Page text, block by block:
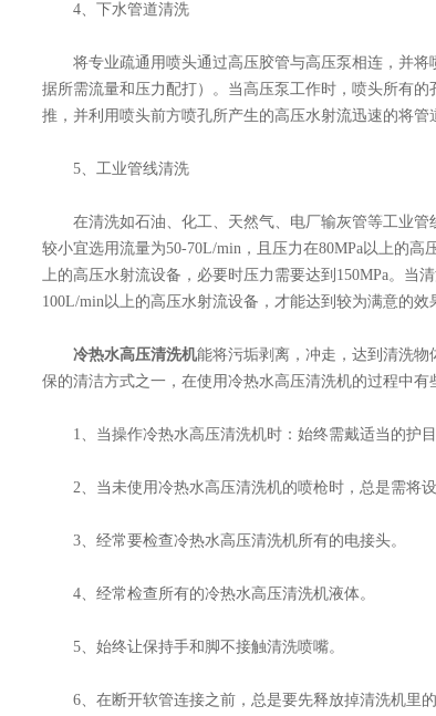
4、下水管道清洗
将专业疏通用喷头通过高压胶管与高压泵相连，并将
据所需流量和压力配打）。当高压泵工作时，喷头所有
推，并利用喷头前方喷孔所产生的高压水射流迅速的将管
5、工业管线清洗
在清洗如石油、化工、天然气、电厂输灰管等工业管
较小宜选用流量为50-70L/min，且压力在80MPa以上的
上的高压水射流设备，必要时压力需要达到150MPa。当
100L/min以上的高压水射流设备，才能达到较为满意的效
冷热水高压清洗机能将污垢剥离，冲走，达到清洗
保的清洁方式之一，在使用冷热水高压清洗机的过程中有
1、当操作冷热水高压清洗机时：始终需戴适当的护目
2、当未使用冷热水高压清洗机的喷枪时，总是需将设
3、经常要检查冷热水高压清洗机所有的电接头。
4、经常检查所有的冷热水高压清洗机液体。
5、始终让保持手和脚不接触清洗喷嘴。
6、在断开软管连接之前，总是要先释放掉清洗机里的